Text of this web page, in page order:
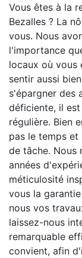
Vous êtes à la
Bezalles ? La
vous. Nous
l'importance
locaux où vous
sentir aussi
s'épargner des
déficiente, il
régulière. Bien
pas le temps et
de tâche. Nous
années
méticulosité
vous la
nous vos
laissez-nous
remarquable
convient, afin